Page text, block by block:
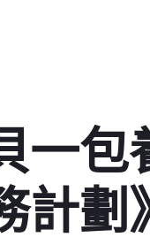
一包
計劃